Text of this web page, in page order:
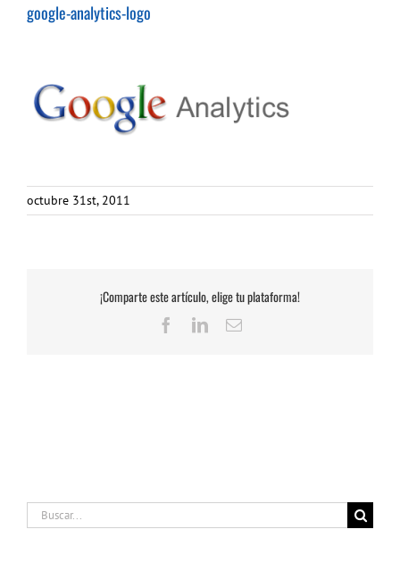
google-analytics-logo
octubre 31st, 2011
¡Comparte este artículo, elige tu plataforma!
Facebook
LinkedInCorreo
Buscar: